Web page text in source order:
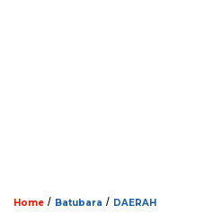
Home / Batubara / DAERAH